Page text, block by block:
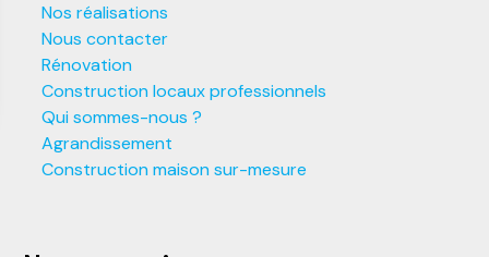
Nos réalisations
Nous contacter
Rénovation
Construction locaux professionnels
Qui sommes-nous ?
Agrandissement
Construction maison sur-mesure